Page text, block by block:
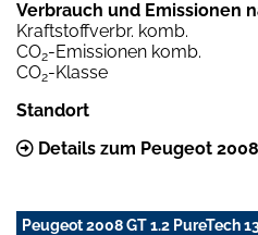
Verbrauch und Emissionen
Kraftstoffverbr. komb.
CO2-Emissionen komb.
CO2-Klasse
Standort
Details zum Peugeot
Peugeot 2008 GT 1.2 PureTech